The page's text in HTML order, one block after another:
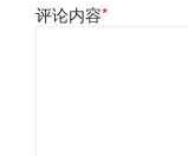
评论内容*